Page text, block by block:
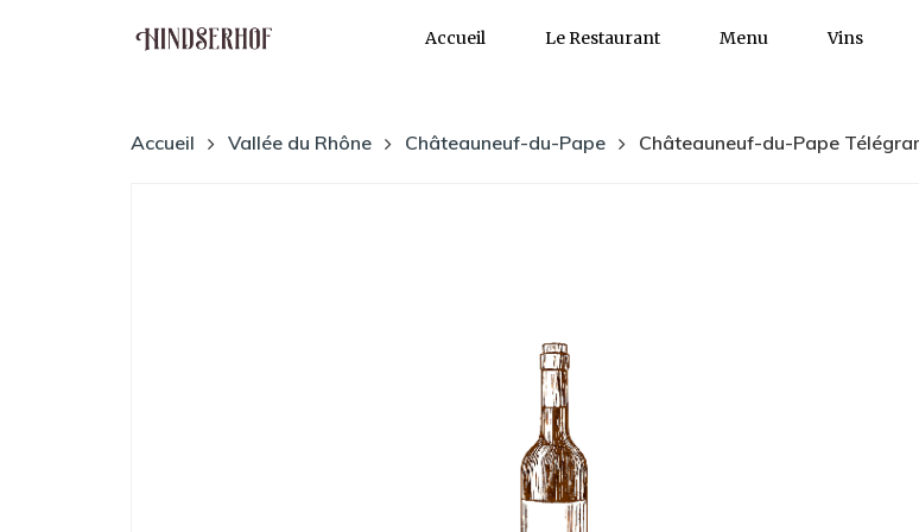
Accueil Le Restaurant Menu Vins
Accueil Vallée du Rhône Châteauneuf-du-Pape Châteauneuf-du-Pape